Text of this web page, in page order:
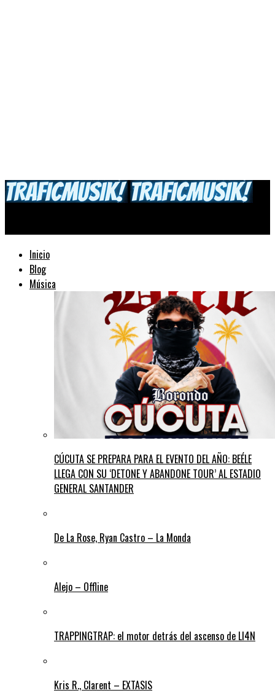
Inicio
Blog
Música
CÚCUTA SE PREPARA PARA EL EVENTO DEL AÑO: BEÉLE
LLEGA CON SU ‘DETONE Y ABANDONE TOUR’ AL ESTADIO
GENERAL SANTANDER
De La Rose, Ryan Castro – La Monda
Alejo – Offline
TRAPPINGTRAP: el motor detrás del ascenso de LI4N
Kris R., Clarent – EXTASIS